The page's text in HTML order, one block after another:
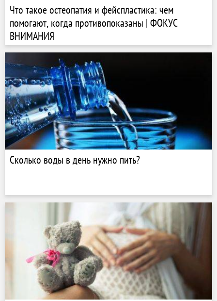
Что такое остеопатия и фейспластика: чем
помогают, когда противопоказаны | ФОКУС
ВНИМАНИЯ
Сколько воды в день нужно пить?